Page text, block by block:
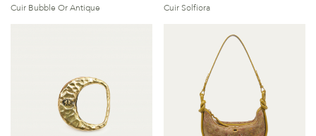
Cuir Bubble Or Antique
Cuir Solfiora